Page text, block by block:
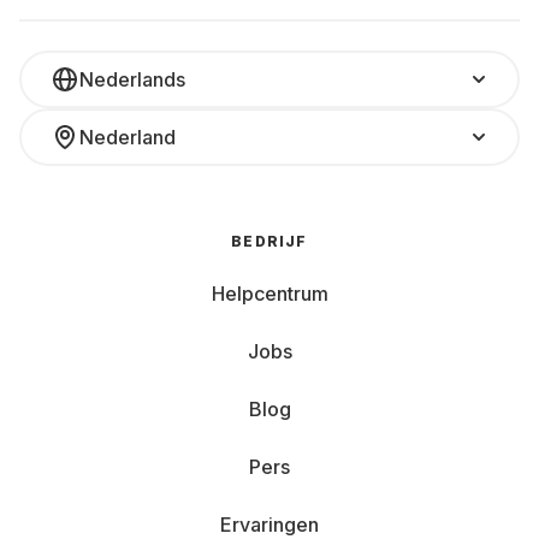
Nederlands
Nederland
BEDRIJF
Helpcentrum
Jobs
Blog
Pers
Ervaringen